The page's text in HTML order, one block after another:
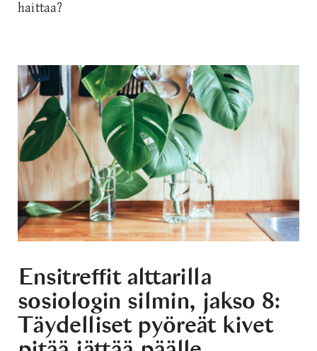
haittaa?
Ensitreffit alttarilla
sosiologin silmin, jakso 8:
Täydelliset pyöreät kivet